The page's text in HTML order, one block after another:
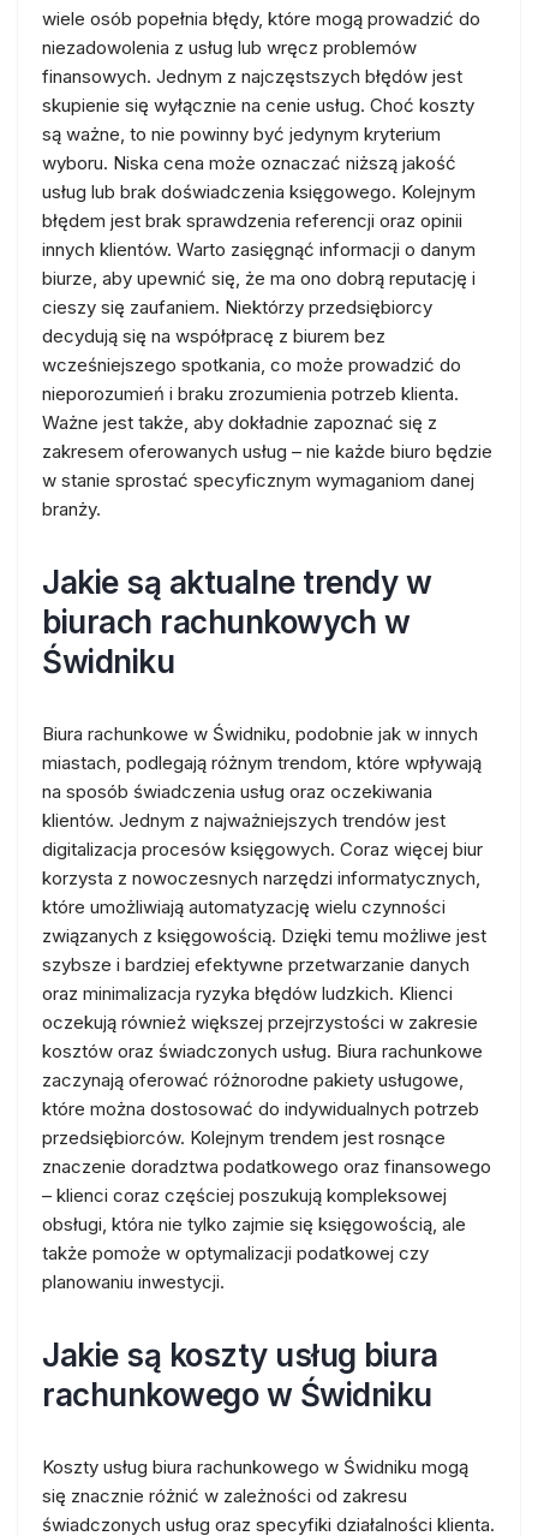
wiele osób popełnia błędy, które mogą prowadzić do
niezadowolenia z usług lub wręcz problemów
finansowych. Jednym z najczęstszych błędów jest
skupienie się wyłącznie na cenie usług. Choć koszty
są ważne, to nie powinny być jedynym kryterium
wyboru. Niska cena może oznaczać niższą jakość
usług lub brak doświadczenia księgowego. Kolejnym
błędem jest brak sprawdzenia referencji oraz opinii
innych klientów. Warto zasięgnąć informacji o danym
biurze, aby upewnić się, że ma ono dobrą reputację i
cieszy się zaufaniem. Niektórzy przedsiębiorcy
decydują się na współpracę z biurem bez
wcześniejszego spotkania, co może prowadzić do
nieporozumień i braku zrozumienia potrzeb klienta.
Ważne jest także, aby dokładnie zapoznać się z
zakresem oferowanych usług – nie każde biuro będzie
w stanie sprostać specyficznym wymaganiom danej
branży.
Jakie są aktualne trendy w
biurach rachunkowych w
Świdniku
Biura rachunkowe w Świdniku, podobnie jak w innych
miastach, podlegają różnym trendom, które wpływają
na sposób świadczenia usług oraz oczekiwania
klientów. Jednym z najważniejszych trendów jest
digitalizacja procesów księgowych. Coraz więcej biur
korzysta z nowoczesnych narzędzi informatycznych,
które umożliwiają automatyzację wielu czynności
związanych z księgowością. Dzięki temu możliwe jest
szybsze i bardziej efektywne przetwarzanie danych
oraz minimalizacja ryzyka błędów ludzkich. Klienci
oczekują również większej przejrzystości w zakresie
kosztów oraz świadczonych usług. Biura rachunkowe
zaczynają oferować różnorodne pakiety usługowe,
które można dostosować do indywidualnych potrzeb
przedsiębiorców. Kolejnym trendem jest rosnące
znaczenie doradztwa podatkowego oraz finansowego
– klienci coraz częściej poszukują kompleksowej
obsługi, która nie tylko zajmie się księgowością, ale
także pomoże w optymalizacji podatkowej czy
planowaniu inwestycji.
Jakie są koszty usług biura
rachunkowego w Świdniku
Koszty usług biura rachunkowego w Świdniku mogą
się znacznie różnić w zależności od zakresu
świadczonych usług oraz specyfiki działalności klienta.